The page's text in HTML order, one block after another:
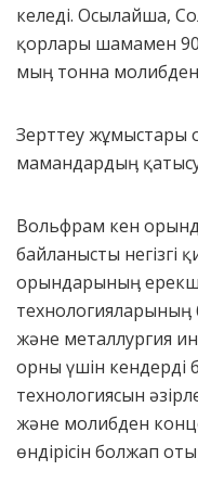
келеді. Осылайша,
қорлары шамамен
мыӊ тонна
Зерттеу жұмыстары
мамандардыӊ
Вольфрам кен
байланысты негізгі
орындарыныӊ
технологияларыныӊ
және металлургия
орны үшін кендерді
технологиясын
және молибден
өндірісін болжап